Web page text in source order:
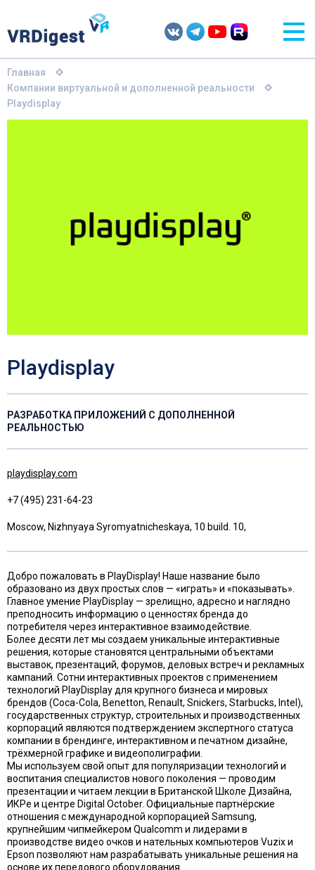
Главная
Компании виртуальной и дополненной реальности
Playdisplay
Playdisplay
РАЗРАБОТКА ПРИЛОЖЕНИЙ С ДОПОЛНЕННОЙ
РЕАЛЬНОСТЬЮ
playdisplay.com
+7 (495) 231-64-23
Moscow, Nizhnyaya Syromyatnicheskaya, 10 build. 10,
Добро пожаловать в PlayDisplay! Наше название было
образовано из двух простых слов — «играть» и «показывать».
Главное умение PlayDisplay — зрелищно, адресно и наглядно
преподносить информацию о ценностях бренда до
потребителя через интерактивное взаимодействие.
Более десяти лет мы создаем уникальные интерактивные
решения, которые становятся центральными объектами
выставок, презентаций, форумов, деловых встреч и рекламных
кампаний. Сотни интерактивных проектов с применением
технологий PlayDisplay для крупного бизнеса и мировых
брендов (Coca-Cola, Benetton, Renault, Snickers, Starbucks, Intel),
государственных структур, строительных и производственных
корпораций являются подтверждением экспертного статуса
компании в брендинге, интерактивном и печатном дизайне,
трёхмерной графике и видеополиграфии.
Мы используем свой опыт для популяризации технологий и
воспитания специалистов нового поколения — проводим
презентации и читаем лекции в Британской Школе Дизайна,
ИКРе и центре Digital October. Официальные партнёрские
отношения с международной корпорацией Samsung,
крупнейшим чипмейкером Qualcomm и лидерами в
производстве видео очков и нательных компьютеров Vuzix и
Epson позволяют нам разрабатывать уникальные решения на
основе их передового оборудования.